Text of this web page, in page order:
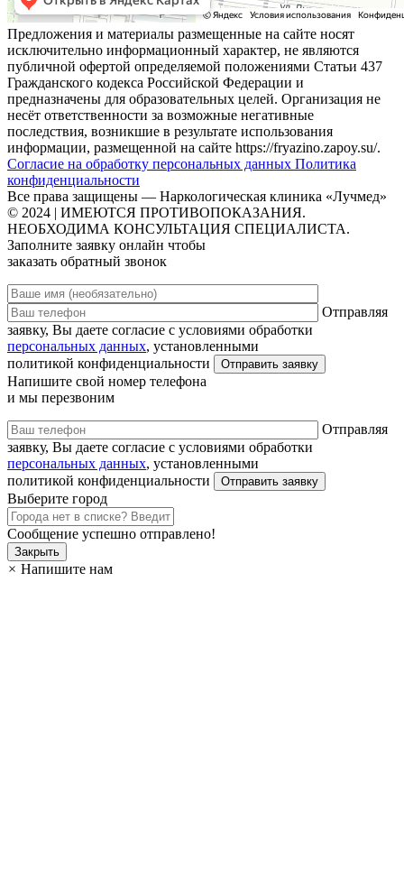
Предложения и материалы размещенные на сайте носят
исключительно информационный характер, не являются
публичной офертой определяемой положениями Статьи 437
Гражданского кодекса Российской Федерации и
предназначены для образовательных целей. Организация не
несёт ответственности за возможные негативные
последствия, возникшие в результате использования
информации, размещенной на сайте https://fryazino.zapoy.su/.
Согласие на обработку персональных данных Политика
конфиденциальности
Все права защищены — Наркологическая клиника «Лучмед»
© 2024 | ИМЕЮТСЯ ПРОТИВОПОКАЗАНИЯ.
НЕОБХОДИМА КОНСУЛЬТАЦИЯ СПЕЦИАЛИСТА.
Заполните заявку онлайн чтобы
заказать обратный звонок
Отправляя
заявку, Вы даете согласие с условиями обработки
персональных данных, установленными
политикой конфиденциальности
Напишите свой номер телефона
и мы перезвоним
Отправляя
заявку, Вы даете согласие с условиями обработки
персональных данных, установленными
политикой конфиденциальности
Выберите город
Сообщение успешно отправлено!
Закрыть
× Напишите нам